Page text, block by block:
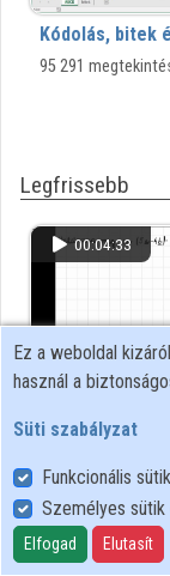
Intézmények
Kódolás, bitek
95 291
Legfrissebb
00:04:33
Vektorok
20 653 megtekintés
Ez a weboldal
használ a
Süti szabályzat
Funkcionális
Személyes sütik
Elfogad Elutasít